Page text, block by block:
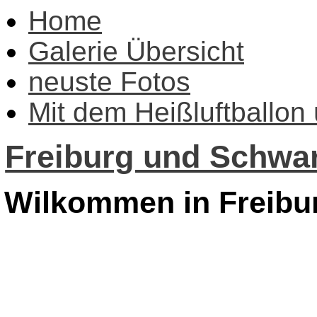
Home
Galerie Übersicht
neuste Fotos
Mit dem Heißluftballon
Freiburg und
Wilkommen in